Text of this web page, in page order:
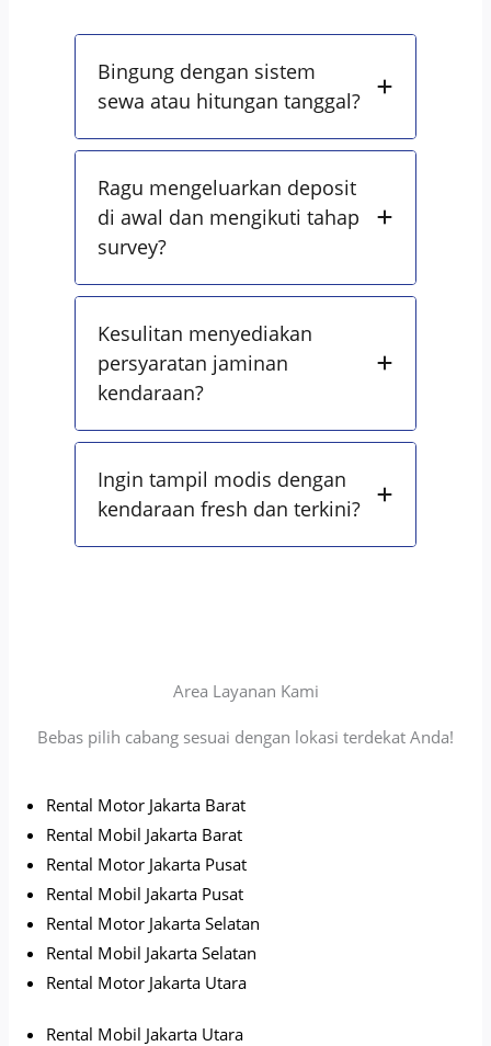
Bingung dengan sistem
sewa atau hitungan tanggal?
Ragu mengeluarkan deposit
di awal dan mengikuti tahap
survey?
Kesulitan menyediakan
persyaratan jaminan
kendaraan?
Ingin tampil modis dengan
kendaraan fresh dan terkini?
Area Layanan Kami
Bebas pilih cabang sesuai dengan lokasi terdekat Anda!
Rental Motor Jakarta Barat
Rental Mobil Jakarta Barat
Rental Motor Jakarta Pusat
Rental Mobil Jakarta Pusat
Rental Motor Jakarta Selatan
Rental Mobil Jakarta Selatan
Rental Motor Jakarta Utara
Rental Mobil Jakarta Utara